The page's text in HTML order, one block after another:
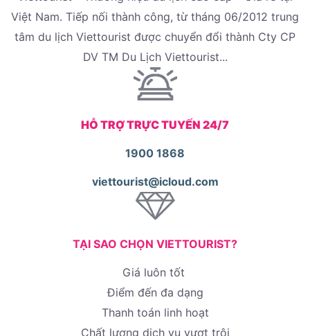
Việt Nam. Tiếp nối thành công, từ tháng 06/2012 trung
tâm du lịch Viettourist được chuyển đổi thành Cty CP
DV TM Du Lịch Viettourist...
HỖ TRỢ TRỰC TUYẾN 24/7
1900 1868
viettourist@icloud.com
TẠI SAO CHỌN VIETTOURIST?
Giá luôn tốt
Điểm đến đa dạng
Thanh toán linh hoạt
Chất lượng dịch vụ vượt trội